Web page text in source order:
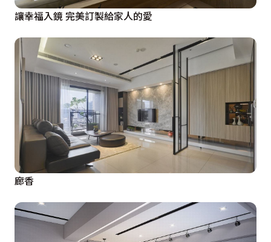
讓幸福入鏡 完美訂製給家人的愛
廊香